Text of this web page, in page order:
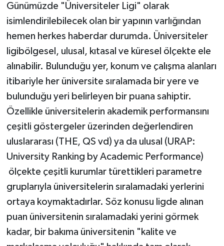
Günümüzde "Üniversiteler Ligi" olarak
isimlendirilebilecek olan bir yapının varlığından
hemen herkes haberdar durumda. Üniversiteler
ligibölgesel, ulusal, kıtasal ve küresel ölçekte ele
alınabilir. Bulunduğu yer, konum ve çalışma alanları
itibariyle her üniversite sıralamada bir yere ve
bulunduğu yeri belirleyen bir puana sahiptir.
Özellikle üniversitelerin akademik performansını
çeşitli göstergeler üzerinden değerlendiren
uluslararası (THE, QS vd) ya da ulusal (URAP:
University Ranking by Academic Performance)
ölçekte çeşitli kurumlar türettikleri parametre
gruplarıyla üniversitelerin sıralamadaki yerlerini
ortaya koymaktadırlar. Söz konusu ligde alınan
puan üniversitenin sıralamadaki yerini görmek
kadar, bir bakıma üniversitenin "kalite ve
OTOPARK
TEKNOLOJİ